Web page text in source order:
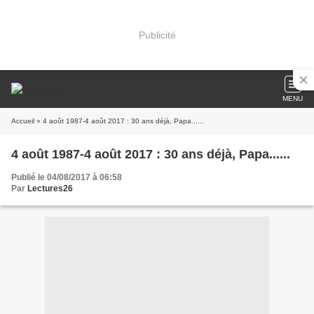
Publicité
MENU
Accueil » 4 août 1987-4 août 2017 : 30 ans déjà, Papa......
4 août 1987-4 août 2017 : 30 ans déjà, Papa......
Publié le 04/08/2017 à 06:58
Par Lectures26